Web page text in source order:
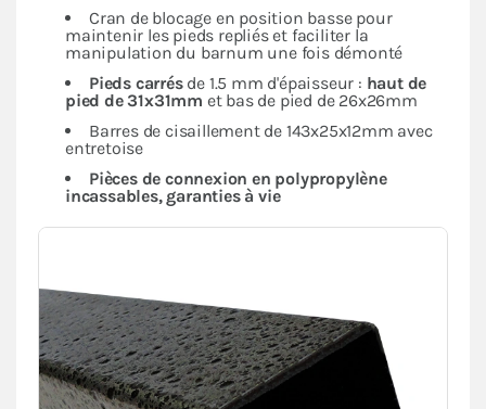
Cran de blocage en position basse pour
maintenir les pieds repliés et faciliter la
manipulation du barnum une fois démonté
Pieds carrésde 1.5 mm d'épaisseur : haut de
pied de 31x31mm et bas de pied de 26x26mm
Barres de cisaillement de 143x25x12mm avec
entretoise
Pièces de connexion en polypropylène
incassables, garanties à vie